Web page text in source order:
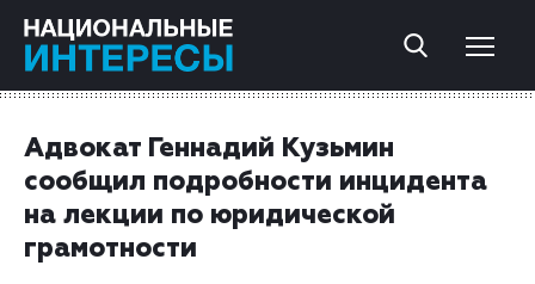
Адвокат Геннадий Кузьмин
сообщил подробности инцидента
на лекции по юридической
грамотности